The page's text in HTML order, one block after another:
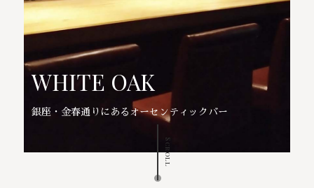
WHITE OAK
銀座・金春通りにあるオーセンティックバー
Scroll